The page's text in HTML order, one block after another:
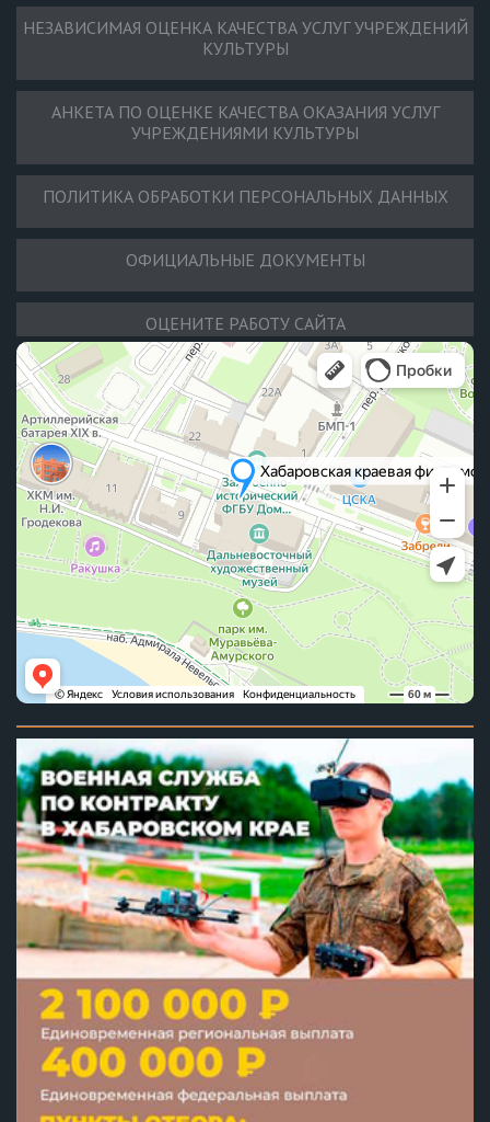
НЕЗАВИСИМАЯ ОЦЕНКА КАЧЕСТВА УСЛУГ УЧРЕЖДЕНИЙ
КУЛЬТУРЫ
АНКЕТА ПО ОЦЕНКЕ КАЧЕСТВА ОКАЗАНИЯ УСЛУГ
УЧРЕЖДЕНИЯМИ КУЛЬТУРЫ
ПОЛИТИКА ОБРАБОТКИ ПЕРСОНАЛЬНЫХ ДАННЫХ
ОФИЦИАЛЬНЫЕ ДОКУМЕНТЫ
ОЦЕНИТЕ РАБОТУ САЙТА